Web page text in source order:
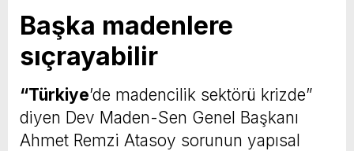
Başka madenlere
sıçrayabilir
“Türkiye’de madencilik sektörü krizde”
diyen Dev Maden-Sen Genel Başkanı
Ahmet Remzi Atasoy sorunun yapısal